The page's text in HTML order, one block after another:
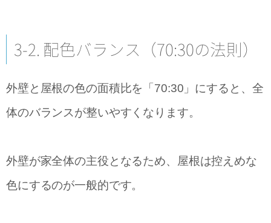
3-2. 配色バランス（70:30の法則）
外壁と屋根の色の面積比を「70:30」にすると、全
体のバランスが整いやすくなります。
外壁が家全体の主役となるため、屋根は控えめな
色にするのが一般的です。